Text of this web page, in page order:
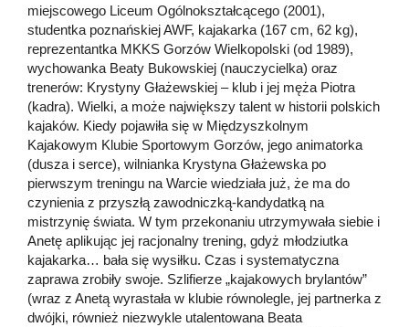
miejscowego Liceum Ogólnokształcącego (2001),
studentka poznańskiej AWF, kajakarka (167 cm, 62 kg),
reprezentantka MKKS Gorzów Wielkopolski (od 1989),
wychowanka Beaty Bukowskiej (nauczycielka) oraz
trenerów: Krystyny Głażewskiej – klub i jej męża Piotra
(kadra). Wielki, a może największy talent w historii polskich
kajaków. Kiedy pojawiła się w Międzyszkolnym
Kajakowym Klubie Sportowym Gorzów, jego animatorka
(dusza i serce), wilnianka Krystyna Głażewska po
pierwszym treningu na Warcie wiedziała już, że ma do
czynienia z przyszłą zawodniczką-kandydatką na
mistrzynię świata. W tym przekonaniu utrzymywała siebie i
Anetę aplikując jej racjonalny trening, gdyż młodziutka
kajakarka… bała się wysiłku. Czas i systematyczna
zaprawa zrobiły swoje. Szlifierze „kajakowych brylantów”
(wraz z Anetą wyrastała w klubie równolegle, jej partnerka z
dwójki, również niezwykle utalentowana Beata